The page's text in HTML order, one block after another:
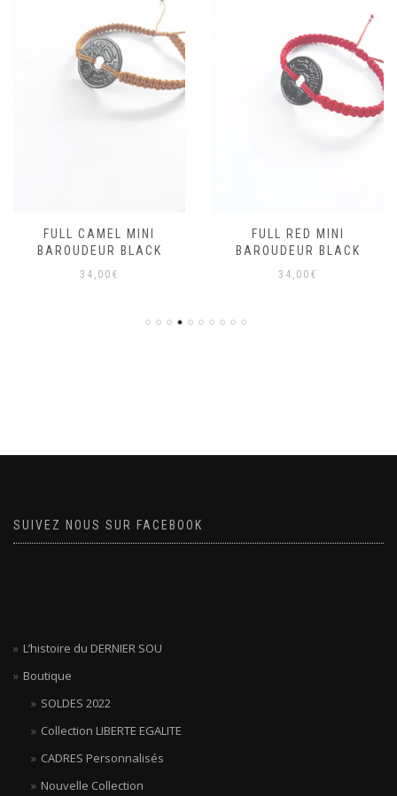
FULL CAMEL MINI
BAROUDEUR BLACK
34,00 €
FULL RED MINI
BAROUDEUR BLACK
34,00 €
SUIVEZ NOUS SUR FACEBOOK
L’histoire du DERNIER SOU
Boutique
SOLDES 2022
Collection LIBERTE EGALITE
CADRES Personnalisés
Nouvelle Collection